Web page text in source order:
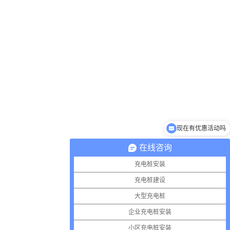
在线咨询
充电桩安装
充电桩建设
大型充电桩
企业充电桩安装
小区充电桩安装
现在有优惠活动吗